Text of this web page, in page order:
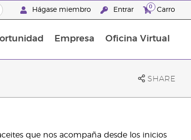
Hágase miembro Entrar 0 Carro
Empresa Oficina Virtual
SHARE
que nos acompaña desde los inicios